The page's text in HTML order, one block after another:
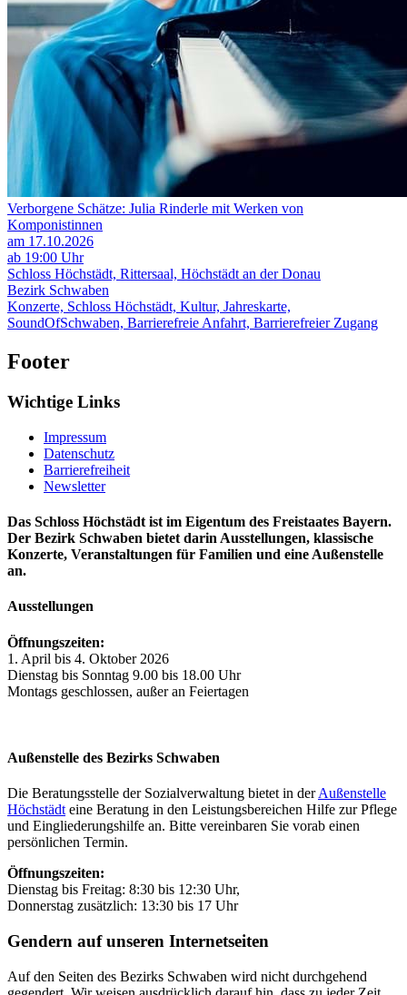
Verborgene Schätze: Julia Rinderle mit Werken von
Komponistinnen
am 17.10.2026
ab 19:00 Uhr
Schloss Höchstädt, Rittersaal, Höchstädt an der Donau
Bezirk Schwaben
Konzerte, Schloss Höchstädt, Kultur, Jahreskarte,
SoundOfSchwaben, Barrierefreie Anfahrt, Barrierefreier Zugang
Footer
Wichtige Links
Impressum
Datenschutz
Barrierefreiheit
Newsletter
Das Schloss Höchstädt ist im Eigentum des Freistaates Bayern.
Der Bezirk Schwaben bietet darin Ausstellungen, klassische
Konzerte, Veranstaltungen für Familien und eine Außenstelle
an.
Ausstellungen
Öffnungszeiten:
1. April bis 4. Oktober 2026
Dienstag bis Sonntag 9.00 bis 18.00 Uhr
Montags geschlossen, außer an Feiertagen
Außenstelle des Bezirks Schwaben
Die Beratungsstelle der Sozialverwaltung bietet in derAußenstelle
Höchstädt eine Beratung in den Leistungsbereichen Hilfe zur Pflege
und Eingliederungshilfe an. Bitte vereinbaren Sie vorab einen
persönlichen Termin.
Öffnungszeiten:
Dienstag bis Freitag: 8:30 bis 12:30 Uhr,
Donnerstag zusätzlich: 13:30 bis 17 Uhr
Gendern auf unseren Internetseiten
Auf den Seiten des Bezirks Schwaben wird nicht durchgehend